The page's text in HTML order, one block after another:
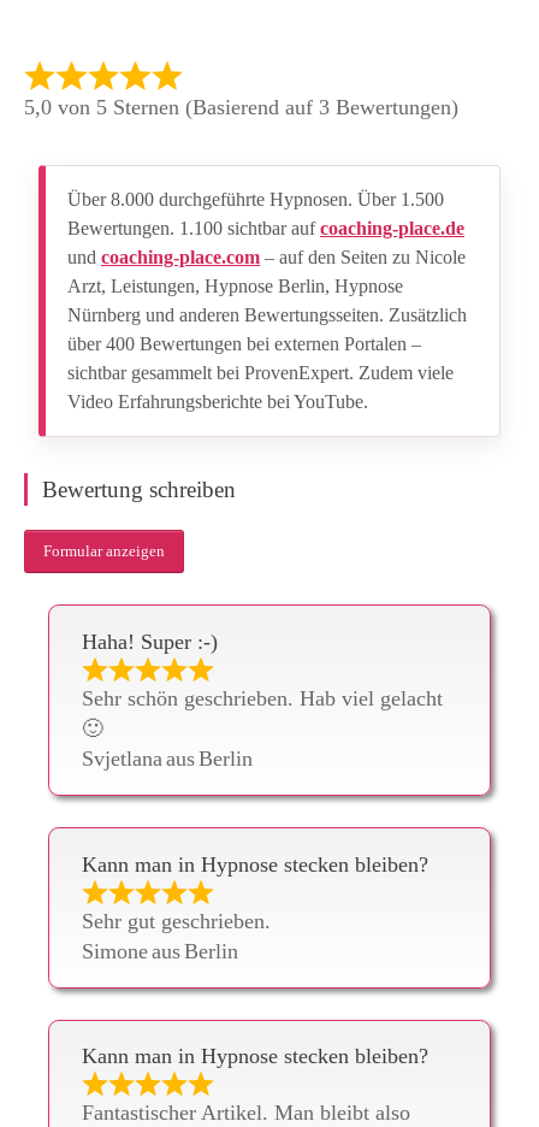
5,0 von 5 Sternen (Basierend auf 3 Bewertungen)
Über 8.000 durchgeführte Hypnosen. Über 1.500
Bewertungen. 1.100 sichtbar aufcoaching-place.de
und coaching-place.com – auf den Seiten zu Nicole
Arzt, Leistungen, Hypnose Berlin, Hypnose
Nürnberg und anderen Bewertungsseiten. Zusätzlich
über 400 Bewertungen bei externen Portalen –
sichtbar gesammelt bei ProvenExpert. Zudem viele
Video Erfahrungsberichte bei YouTube.
Bewertung schreiben
Formular anzeigen
Haha! Super :-)
Sehr schön geschrieben. Hab viel gelacht
🙂
Svjetlana ausBerlin
Kann man in Hypnose stecken bleiben?
Sehr gut geschrieben.
SimoneausBerlin
Kann man in Hypnose stecken bleiben?
Fantastischer Artikel. Man bleibt also